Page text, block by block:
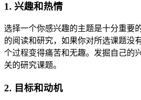
1. 兴趣和热情
选择一个你感兴趣的主题是十分重要
的阅读和研究，如果你对所选课题没
个过程变得痛苦和无趣。发掘自己的
关的研究课题。
2. 目标和动机